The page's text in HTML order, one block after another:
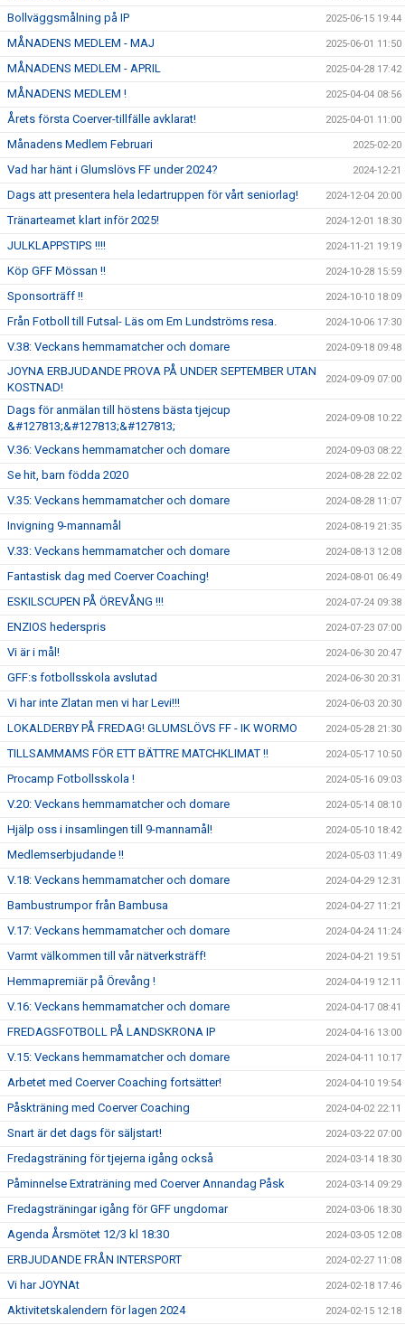
Bollväggsmålning på IP 2025-06-15 19:44
MÅNADENS MEDLEM - MAJ 2025-06-01 11:50
MÅNADENS MEDLEM - APRIL 2025-04-28 17:42
MÅNADENS MEDLEM ! 2025-04-04 08:56
Årets första Coerver-tillfälle avklarat! 2025-04-01 11:00
Månadens Medlem Februari 2025-02-20
Vad har hänt i Glumslövs FF under 2024? 2024-12-21
Dags att presentera hela ledartruppen för vårt seniorlag! 2024-12-04 20:00
Tränarteamet klart inför 2025! 2024-12-01 18:30
JULKLAPPSTIPS !!!! 2024-11-21 19:19
Köp GFF Mössan !! 2024-10-28 15:59
Sponsorträff !! 2024-10-10 18:09
Från Fotboll till Futsal- Läs om Em Lundströms resa. 2024-10-06 17:30
V.38: Veckans hemmamatcher och domare 2024-09-18 09:48
JOYNA ERBJUDANDE PROVA PÅ UNDER SEPTEMBER UTAN
KOSTNAD!
2024-09-09 07:00
Dags för anmälan till höstens bästa tjejcup
&#127813;&#127813;&#127813;
2024-09-08 10:22
V.36: Veckans hemmamatcher och domare 2024-09-03 08:22
Se hit, barn födda 2020 2024-08-28 22:02
V.35: Veckans hemmamatcher och domare 2024-08-28 11:07
Invigning 9-mannamål 2024-08-19 21:35
V.33: Veckans hemmamatcher och domare 2024-08-13 12:08
Fantastisk dag med Coerver Coaching! 2024-08-01 06:49
ESKILSCUPEN PÅ ÖREVÅNG !!! 2024-07-24 09:38
ENZIOS hederspris 2024-07-23 07:00
Vi är i mål! 2024-06-30 20:47
GFF:s fotbollsskola avslutad 2024-06-30 20:31
Vi har inte Zlatan men vi har Levi!!! 2024-06-03 20:30
LOKALDERBY PÅ FREDAG! GLUMSLÖVS FF - IK WORMO 2024-05-28 21:30
TILLSAMMAMS FÖR ETT BÄTTRE MATCHKLIMAT !! 2024-05-17 10:50
Procamp Fotbollsskola ! 2024-05-16 09:03
V.20: Veckans hemmamatcher och domare 2024-05-14 08:10
Hjälp oss i insamlingen till 9-mannamål! 2024-05-10 18:42
Medlemserbjudande !! 2024-05-03 11:49
V.18: Veckans hemmamatcher och domare 2024-04-29 12:31
Bambustrumpor från Bambusa 2024-04-27 11:21
V.17: Veckans hemmamatcher och domare 2024-04-24 11:24
Varmt välkommen till vår nätverksträff! 2024-04-21 19:51
Hemmapremiär på Örevång ! 2024-04-19 12:11
V.16: Veckans hemmamatcher och domare 2024-04-17 08:41
FREDAGSFOTBOLL PÅ LANDSKRONA IP 2024-04-16 13:00
V.15: Veckans hemmamatcher och domare 2024-04-11 10:17
Arbetet med Coerver Coaching fortsätter! 2024-04-10 19:54
Påskträning med Coerver Coaching 2024-04-02 22:11
Snart är det dags för säljstart! 2024-03-22 07:00
Fredagsträning för tjejerna igång också 2024-03-14 18:30
Påminnelse Extraträning med Coerver Annandag Påsk 2024-03-14 09:29
Fredagsträningar igång för GFF ungdomar 2024-03-06 18:30
Agenda Årsmötet 12/3 kl 18:30 2024-03-05 12:08
ERBJUDANDE FRÅN INTERSPORT 2024-02-27 11:08
Vi har JOYNAt 2024-02-18 17:46
Aktivitetskalendern för lagen 2024 2024-02-15 12:18